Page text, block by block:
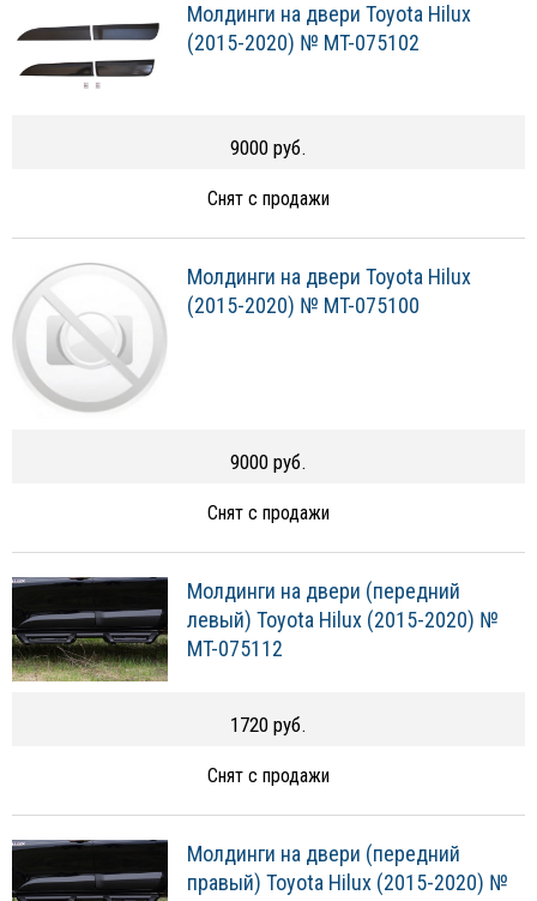
Молдинги на двери Toyota Hilux
(2015-2020) № MT-075102
9000 руб.
Снят с продажи
Молдинги на двери Toyota Hilux
(2015-2020) № MT-075100
9000 руб.
Снят с продажи
Молдинги на двери (передний
левый) Toyota Hilux (2015-2020) №
MT-075112
1720 руб.
Снят с продажи
Молдинги на двери (передний
правый) Toyota Hilux (2015-2020) №